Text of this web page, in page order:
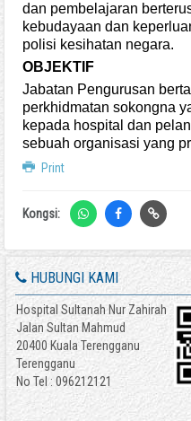
dan pembelajaran
kebudayaan dan
polisi kesihatan negara.
OBJEKTIF
Jabatan Pengurusan
perkhidmatan sokongna
kepada hospital dan
sebuah organisasi yang
Print
Kongsi:
HUBUNGI KAMI
Hospital Sultanah Nur Zahirah
Jalan Sultan Mahmud
20400 Kuala Terengganu
Terengganu
No Tel : 096212121